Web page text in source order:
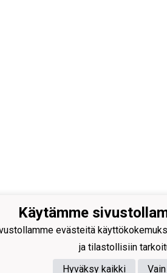
Pallo -47 ry
591 9275
Käytämme
evästeitä
ja tilastollisiin
Hyväksy kaikki